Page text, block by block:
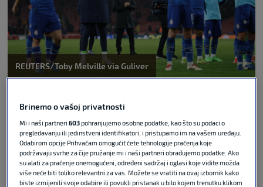
REUTERS/Toby Melville via Guliver
18 sati je započelo 21. kolo SuperSport HNL-a.
Nogometaši Dinamaotvorili su 21. koloSuperSport
HNL-avisokom pobjedom protivŠibenika
rezultatom 3:0 naMaksimiru. Strijelci zaModrebili
suSamy Mmaee,Arber HoxhaiMartin Baturina.
Brinemo o vašoj privatnosti
Mi i naši partneri603pohranjujemo osobne podatke, kao što su podaci o
pregledavanju ili jedinstveni identifikatori, i pristupamo im na vašem uređaju.
Odabirom opcije Prihvaćam omogućit ćete tehnologije praćenja koje
podržavaju svrhe za čije pružanje mi i naši partneri obrađujemo podatke. Ako
su alati za praćenje onemogućeni, određeni sadržaj i oglasi koje vidite možda
više neće biti toliko relevantni za vas. Možete se vratiti na ovaj izbornik kako
biste izmijenili svoje odabire ili povukli pristanak u bilo kojem trenutku klikom